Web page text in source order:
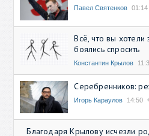
Павел Святенков 01:14
Всё, что вы хотели
боялись спросить
Константин Крылов
Серебренников:
Игорь Караулов 14:50
Благодаря Крылову исчезли